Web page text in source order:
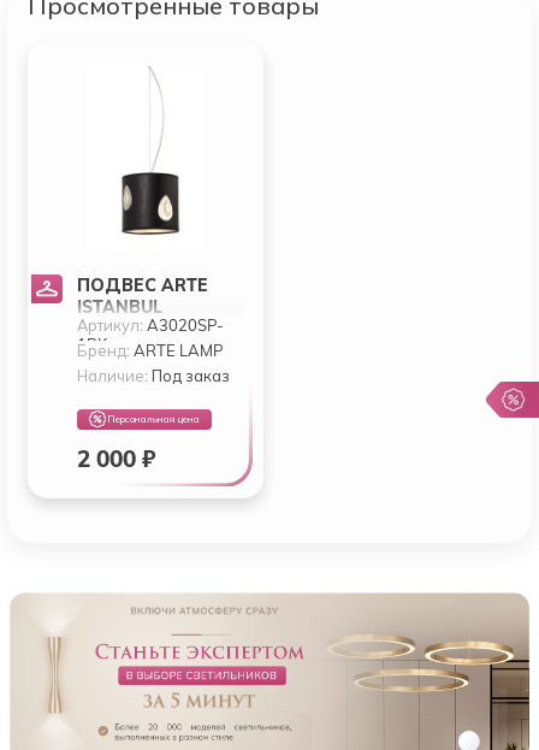
ПОДВЕС ARTE
ISTANBUL
A3020SP-1BK
Артикул:A3020SP-
1BK
Бренд:ARTE LAMP
Наличие: Под заказ
Персональная цена
2 000 ₽